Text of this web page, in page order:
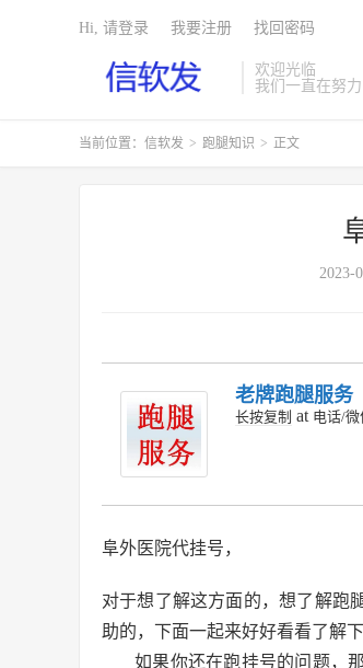
欢迎光临
我们一直在努力
Hi, 请登录 我要注册 找回密码
当前位置： 信软发 > 跑腿知识 > 正文
2023-
老牌跑腿服务
长按复制 at 电话/微
阜外医院代挂号，
对于想了解这方面的，想了解跑
助的，下面一起来好好看看了解
如果你还在跑挂号的问题，